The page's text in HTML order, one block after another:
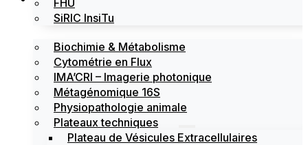
FHU
SiRIC InsiTu
Biochimie & Métabolisme
Cytométrie en Flux
IMA’CRI – Imagerie photonique
Métagénomique 16S
Physiopathologie animale
Plateaux techniques
Plateau de Vésicules Extracellulaires